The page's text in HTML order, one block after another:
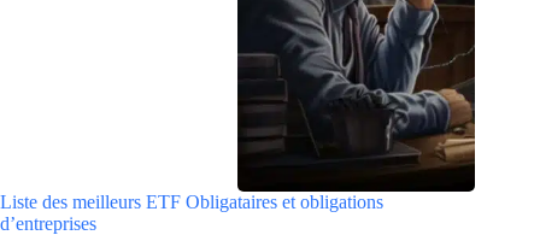
Liste des meilleurs ETF Obligataires et obligations
d’entreprises